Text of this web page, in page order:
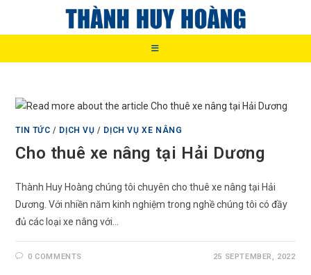
TIN TỨC / DỊCH VỤ / DỊCH VỤ XE NÂNG
Cho thuê xe nâng tại Hải Dương
Thành Huy Hoàng chúng tôi chuyên cho thuê xe nâng tại Hải
Dương. Với nhiền năm kinh nghiệm trong nghề chúng tôi có đầy
đủ các loại xe nâng với…
0 COMMENTS 25 SEPTEMBER, 2022